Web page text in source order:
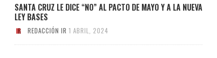
SANTA CRUZ LE DICE “NO” AL PACTO DE MAYO Y A LA NUEVA
LEY BASES
REDACCIÓN IR 1 ABRIL, 2024